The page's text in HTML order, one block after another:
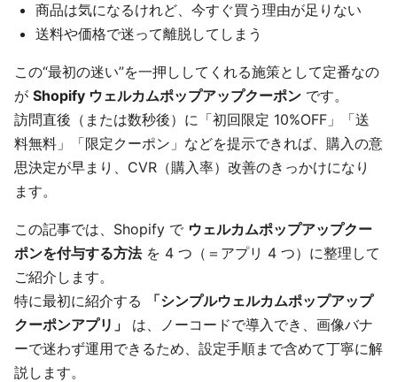
商品は気になるけれど、今すぐ買う理由が足りない
送料や価格で迷って離脱してしまう
この“最初の迷い”を一押ししてくれる施策として定番なの
が Shopify ウェルカムポップアップクーポン です。
訪問直後（または数秒後）に「初回限定 10%OFF」「送
料無料」「限定クーポン」などを提示できれば、購入の意
思決定が早まり、CVR（購入率）改善のきっかけになり
ます。
この記事では、Shopify で ウェルカムポップアップクー
ポンを付与する方法を 4 つ（＝アプリ 4 つ）に整理して
ご紹介します。
特に最初に紹介する
「シンプルウェルカムポップアップ
クーポンアプリ」
は、ノーコードで導入でき、画像バナ
ーで迷わず運用できるため、設定手順まで含めて丁寧に解
説します。